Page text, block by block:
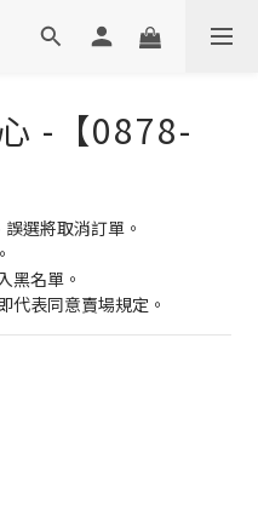
-【0878-
選將取消訂單。
黑名單。
代表同意賣場規定。